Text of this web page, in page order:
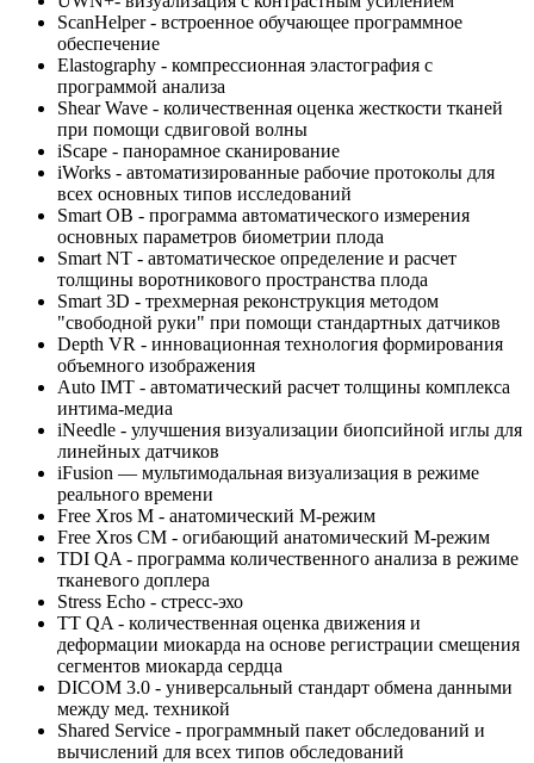
ScanHelper - встроенное обучающее программное
обеспечение
Elastography - компрессионная эластография с
программой анализа
Shear Wave - количественная оценка жесткости тканей
при помощи сдвиговой волны
iScape - панорамное сканирование
iWorks - автоматизированные рабочие протоколы для
всех основных типов исследований
Smart OB - программа автоматического измерения
основных параметров биометрии плода
Smart NT - автоматическое определение и расчет
толщины воротникового пространства плода
Smart 3D - трехмерная реконструкция методом
"свободной руки" при помощи стандартных датчиков
Depth VR - инновационная технология формирования
объемного изображения
Auto IMT - автоматический расчет толщины комплекса
интима-медиа
iNeedle - улучшения визуализации биопсийной иглы для
линейных датчиков
iFusion — мультимодальная визуализация в режиме
реального времени
Free Xros M - анатомический М-режим
Free Xros CM - огибающий анатомический М-режим
TDI QA - программа количественного анализа в режиме
тканевого доплера
Stress Echo - стресс-эхо
TT QA - количественная оценка движения и
деформации миокарда на основе регистрации смещения
сегментов миокарда сердца
DICOM 3.0 - универсальный стандарт обмена данными
между мед. техникой
Shared Service - программный пакет обследований и
вычислений для всех типов обследований